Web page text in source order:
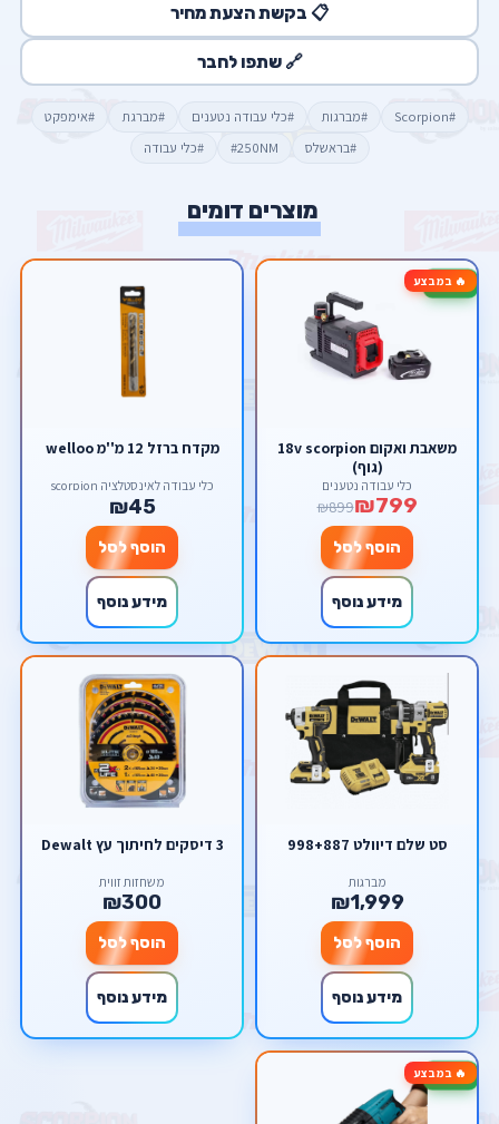
📋 בקשת הצעת מחיר
🔗 שתפו לחבר
#Scorpion #מברגות #כלי עבודה נטענים #מברגת
#אימפקט
#בראשלס
#250NM #כלי עבודה
מוצרים דומים
🔥 במבצע-11%
משאבת ואקום 18v scorpion
(גוף)
כלי עבודה נטענים
₪799
₪899
הוסף לסל
מידע נוסף
מקדח ברזל 12 מ''מ welloo
כלי עבודה לאינסטלציה scorpion
₪45
הוסף לסל
מידע נוסף
סט שלם דיוולט 998+887
מברגות
₪1,999
הוסף לסל
מידע נוסף
3 דיסקים לחיתוך עץ Dewalt
משחזות זווית
₪300
הוסף לסל
מידע נוסף
🔥 במבצע-14%